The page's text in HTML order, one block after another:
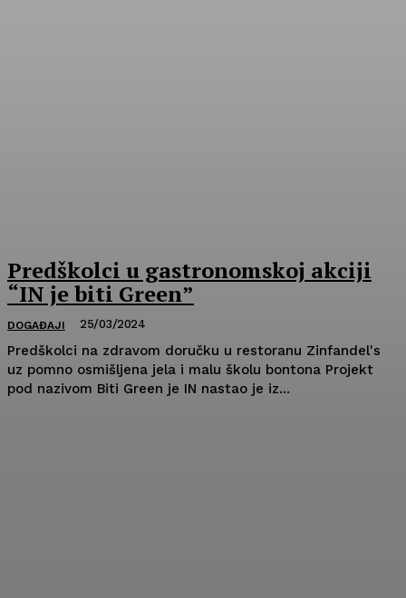
Predškolci u gastronomskoj akciji
“IN je biti Green”
DOGAĐAJI 25/03/2024
Predškolci na zdravom doručku u restoranu Zinfandel's
uz pomno osmišljena jela i malu školu bontona Projekt
pod nazivom Biti Green je IN nastao je iz...